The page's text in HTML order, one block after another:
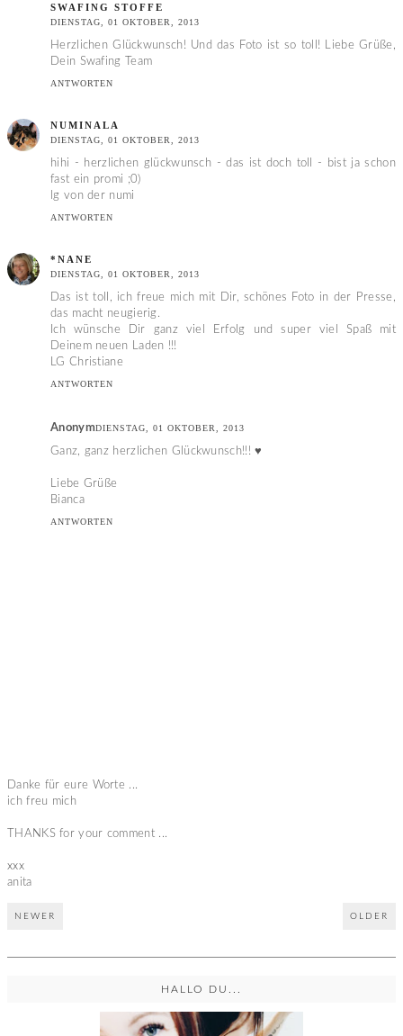
SWAFING STOFFE
DIENSTAG, 01 OKTOBER, 2013
Herzlichen Glückwunsch! Und das Foto ist so toll! Liebe Grüße,
Dein Swafing Team
ANTWORTEN
NUMINALA
DIENSTAG, 01 OKTOBER, 2013
hihi - herzlichen glückwunsch - das ist doch toll - bist ja schon
fast ein promi ;0)
lg von der numi
ANTWORTEN
*NANE
DIENSTAG, 01 OKTOBER, 2013
Das ist toll, ich freue mich mit Dir, schönes Foto in der Presse,
das macht neugierig.
Ich wünsche Dir ganz viel Erfolg und super viel Spaß mit
Deinem neuen Laden !!!
LG Christiane
ANTWORTEN
AnonymDIENSTAG, 01 OKTOBER, 2013
Ganz, ganz herzlichen Glückwunsch!!! ♥
Liebe Grüße
Bianca
ANTWORTEN
Danke für eure Worte ...
ich freu mich
THANKS for your comment ...
xxx
anita
NEWER OLDER
HALLO DU...